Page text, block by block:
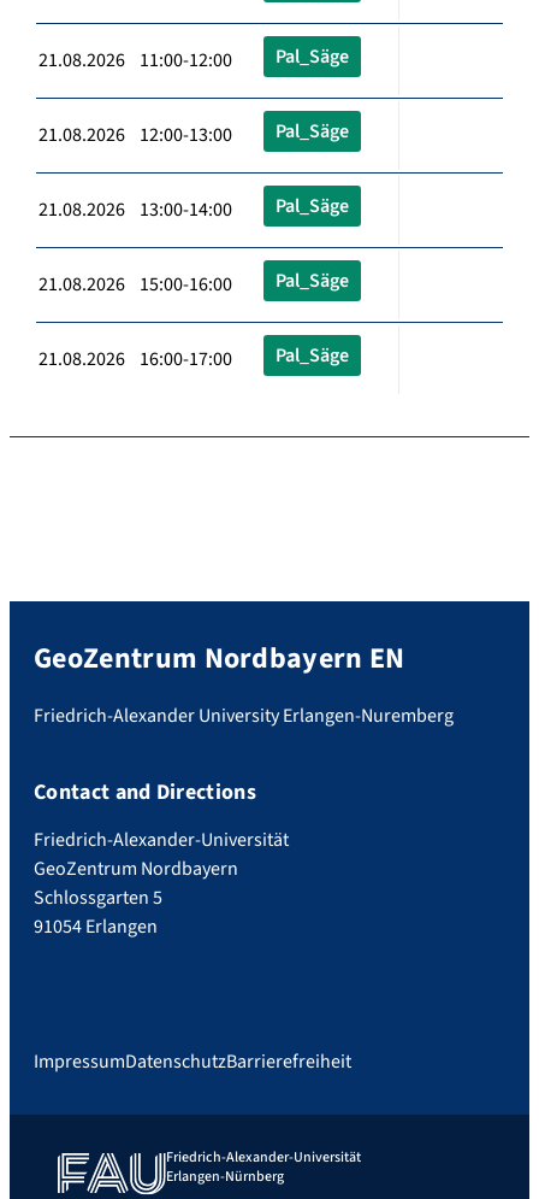
21.08.2026 11:00-12:00 Pal_Säge
21.08.2026 12:00-13:00 Pal_Säge
21.08.2026 13:00-14:00 Pal_Säge
21.08.2026 15:00-16:00 Pal_Säge
21.08.2026 16:00-17:00 Pal_Säge
GeoZentrum Nordbayern EN
Friedrich-Alexander University Erlangen-Nuremberg
Contact and Directions
Friedrich-Alexander-Universität
GeoZentrum Nordbayern
Schlossgarten 5
91054 Erlangen
ImpressumDatenschutzBarrierefreiheit
Friedrich-Alexander-Universität
Erlangen-Nürnberg